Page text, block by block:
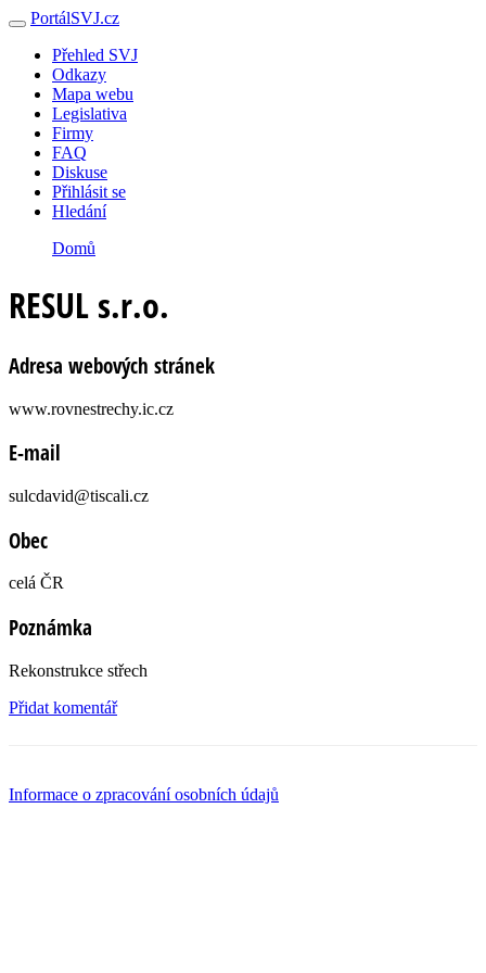
PortálSVJ.cz
Přehled SVJ
Odkazy
Mapa webu
Legislativa
Firmy
FAQ
Diskuse
Přihlásit se
Hledání
Domů
RESUL s.r.o.
Adresa webových stránek
www.rovnestrechy.ic.cz
E-mail
sulcdavid@tiscali.cz
Obec
celá ČR
Poznámka
Rekonstrukce střech
Přidat komentář
Informace o zpracování osobních údajů